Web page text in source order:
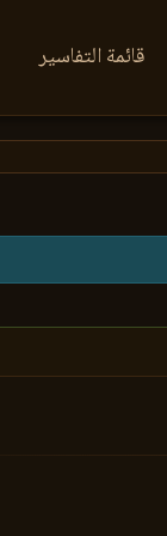
قائمة التفاسير